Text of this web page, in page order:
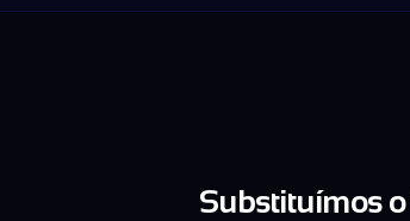
Substituímos